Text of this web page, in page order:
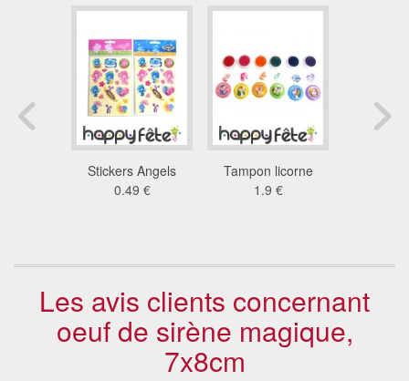
Stickers Angels
0.49 €
Tampon licorne
1.9 €
Les avis clients concernant
oeuf de sirène magique,
7x8cm